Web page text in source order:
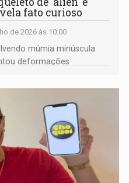
fato curioso
de 2026 às 10:00
múmia minúscula
deformações